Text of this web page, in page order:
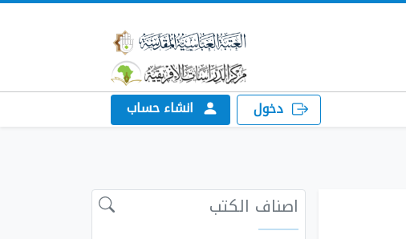
دخول انشاء حساب
اصناف الكتب